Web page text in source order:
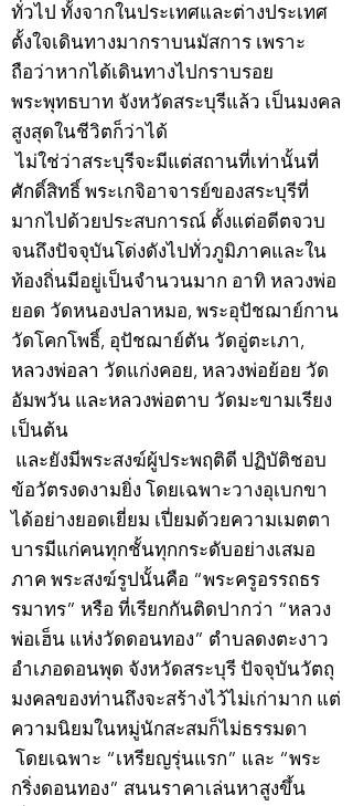
ทั่วไป ทั้งจากในประเทศและต่างประเทศ
ตั้งใจเดินทางมากราบนมัสการ เพราะ
ถือว่าหากได้เดินทางไปกราบรอย
พระพุทธบาท จังหวัดสระบุรีแล้ว เป็นมงคล
สูงสุดในชีวิตก็ว่าได้
ไม่ใช่ว่าสระบุรีจะมีแต่สถานที่เท่านั้นที่
ศักดิ์สิทธิ์ พระเกจิอาจารย์ของสระบุรีที่
มากไปด้วยประสบการณ์ ตั้งแต่อดีตจวบ
จนถึงปัจจุบันโด่งดังไปทั่วภูมิภาคและใน
ท้องถิ่นมีอยู่เป็นจำนวนมาก อาทิ หลวงพ่อ
ยอด วัดหนองปลาหมอ, พระอุปัชฌาย์กาน
วัดโคกโพธิ์, อุปัชฌาย์ตัน วัดอู่ตะเภา,
หลวงพ่อลา วัดแก่งคอย, หลวงพ่อย้อย วัด
อัมพวัน และหลวงพ่อตาบ วัดมะขามเรียง
เป็นต้น
และยังมีพระสงฆ์ผู้ประพฤติดี ปฏิบัติชอบ
ข้อวัตรงดงามยิ่ง โดยเฉพาะวางอุเบกขา
ได้อย่างยอดเยี่ยม เปี่ยมด้วยความเมตตา
บารมีแก่คนทุกชั้นทุกกระดับอย่างเสมอ
ภาค พระสงฆ์รูปนั้นคือ “พระครูอรรถธร
รมาทร” หรือ ที่เรียกกันติดปากว่า “หลวง
พ่อเฮ็น แห่งวัดดอนทอง” ตำบลดงตะงาว
อำเภอดอนพุด จังหวัดสระบุรี ปัจจุบันวัตถุ
มงคลของท่านถึงจะสร้างไว้ไม่เก่ามาก แต่
ความนิยมในหมู่นักสะสมก็ไม่ธรรมดา
โดยเฉพาะ “เหรียญรุ่นแรก” และ “พระ
กริ่งดอนทอง” สนนราคาเล่นหาสูงขึ้น